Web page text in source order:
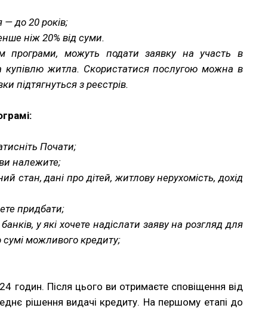
до 20 років;
ніж 20% від суми.
програми, можуть подати заявку на участь в
купівлю житла. Скористатися послугою можна в
підтягнуться з реєстрів.
Почати;
ви належите;
стан, дані про дітей, житлову нерухомість, дохід
придбати;
у які хочете надіслати заяву на розгляд для
можливого кредиту;
годин. Після цього ви отримаєте сповіщення від
рішення видачі кредиту. На першому етапі до